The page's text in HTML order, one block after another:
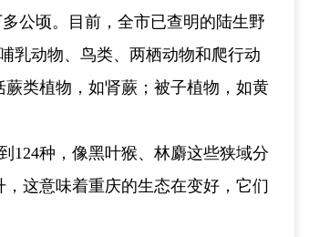
公顷。目前，全市已查明的陆生野
乳动物、鸟类、两栖动物和爬行动
类植物，如肾蕨；被子植物，如黄
124种，像黑叶猴、林麝这些狭域分
这意味着重庆的生态在变好，它们